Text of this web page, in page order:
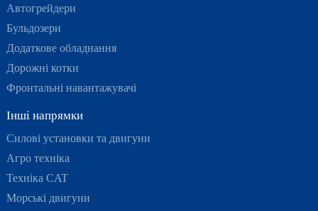
Автогрейдери
Бульдозери
Додаткове обладнання
Дорожні котки
Фронтальні навантажувачі
Інші напрямки
Силові установки та двигуни
Агро техніка
Техніка CAT
Морські двигуни